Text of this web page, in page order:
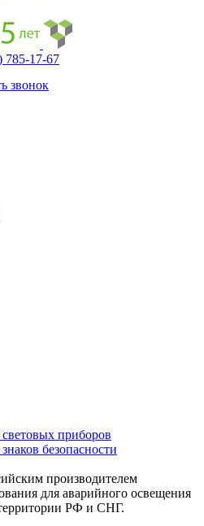
785-17-67
звонок
приборов
безопасности
производителем
для аварийного освещения
РФ и СНГ.